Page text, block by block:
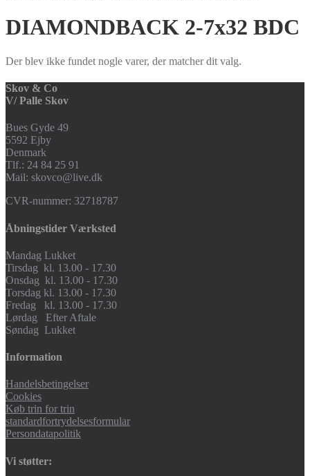
DIAMONDBACK 2-7x32 BDC
Der blev ikke fundet nogle varer, der matcher dit valg.
Skov & Co
V/ Palle Skov
Bues Gyde 49
5592 Ejby
Denmark
Tlf.: 24 84 25 91
Mail: skovco@live.dk
CVR-nummer: 32718787
Åbningstider Værksted
Mandag Lukket
Tirsdag kl. 13.00 - 17.30
Onsdag kl. 13.00 - 17.30
Torsdag kl. 13.00 - 17.30
Fredag kl. 13.00 - 17.30
Lørdag Efter Aftale
Søndag Lukket
Information
Handelsbetingelser
Cookies
Køb trin for trin
standardfortrydelsesformular
Persondatapolitik
Vi støtter: